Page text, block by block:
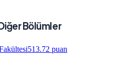
Bölümler
513.72 puan